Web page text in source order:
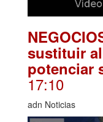
sustituir
potenciar
17:10
adn Noticias